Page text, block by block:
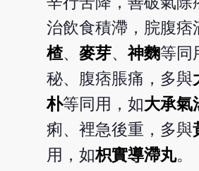
治飲食積滯，脘腹痞
楂、麥芽、神麴等同
秘、腹痞脹痛，多與
朴等同用，如大承氣
痢、裡急後重，多與
用，如枳實導滯丸。